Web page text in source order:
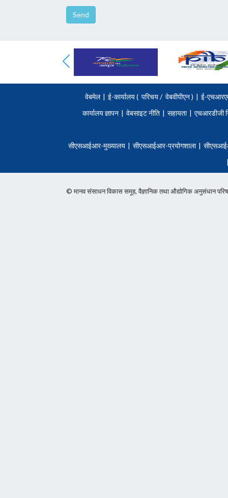
Send
वेबमेल | ई-कार्यालय ( परिचय/ वेबवीपीएन ) | ई-
कार्यालय ज्ञापन | वेबसाइट नीति | सहायता | एचआरडीजी
सीएसआईआर-मुख्यालय | सीएसआईआर-प्रयोगशाला |
© मानव संसाधन विकास समूह, वैज्ञानिक तथा औद्योगिक अनुसंधान